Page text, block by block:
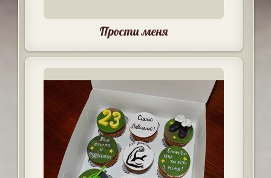
Прости меня